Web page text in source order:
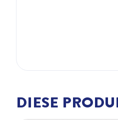
DIESE